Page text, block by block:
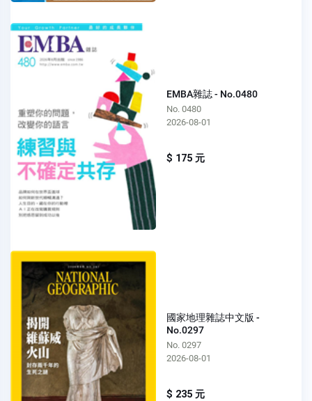
EMBA雜誌 - No.0480
No. 0480
2026-08-01
$ 175 元
國家地理雜誌中文版 -
No.0297
No. 0297
2026-08-01
$ 235 元